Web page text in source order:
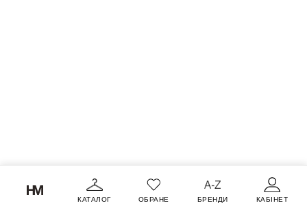
КАТАЛОГ ОБРАНЕ БРЕНДИ КАБІНЕТ